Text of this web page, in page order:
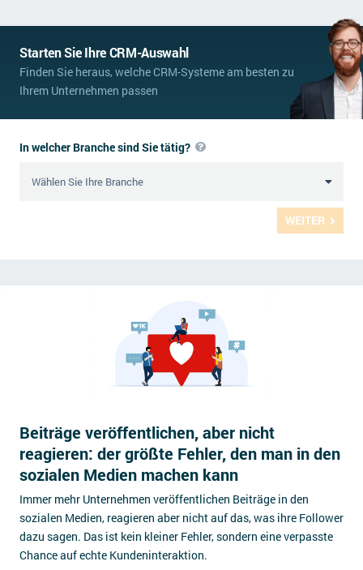
Starten Sie Ihre CRM-Auswahl
Finden Sie heraus, welche CRM-Systeme am besten zu
Ihrem Unternehmen passen
WEITER
In welcher Branche sind Sie tätig?
Beiträge veröffentlichen, aber nicht
reagieren: der größte Fehler, den man in den
sozialen Medien machen kann
Immer mehr Unternehmen veröffentlichen Beiträge in den
sozialen Medien, reagieren aber nicht auf das, was ihre Follower
dazu sagen. Das ist kein kleiner Fehler, sondern eine verpasste
Chance auf echte Kundeninteraktion.